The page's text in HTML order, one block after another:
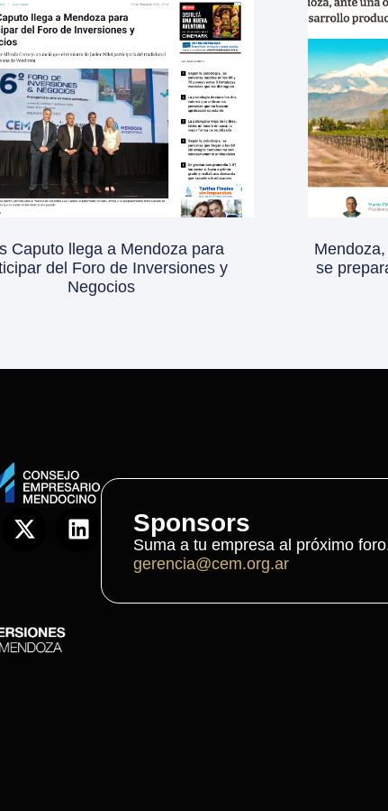
Caputo llega a Mendoza para
del Foro de Inversiones y
Negocios
se
Sponsors
Suma a tu empresa al próximo
gerencia@cem.org.ar